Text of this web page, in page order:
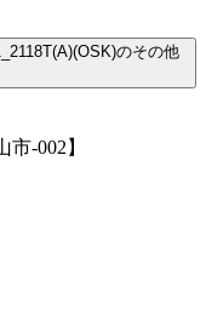
のその他
-002】